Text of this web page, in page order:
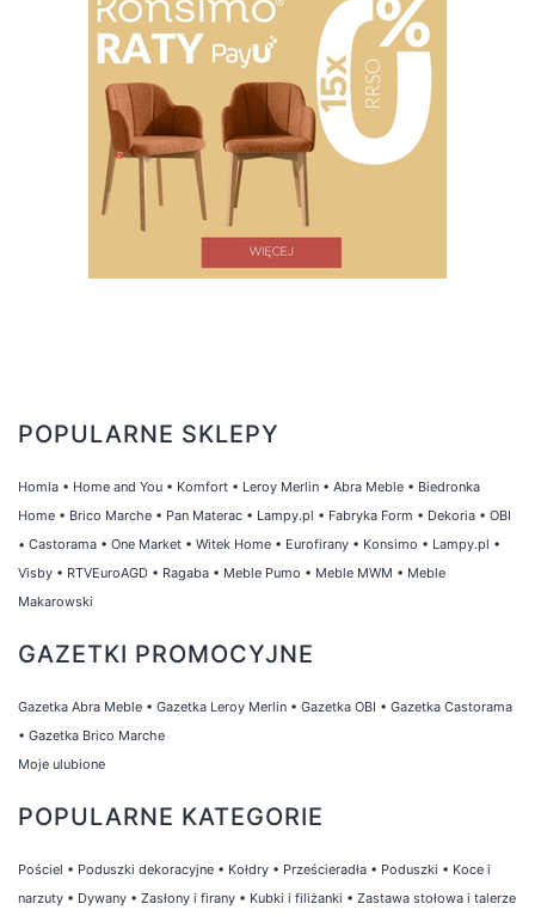
POPULARNE SKLEPY
Homla • Home and You • Komfort • Leroy Merlin • Abra Meble • Biedronka
Home • Brico Marche • Pan Materac • Lampy.pl • Fabryka Form • Dekoria • OBI
• Castorama • One Market • Witek Home • Eurofirany • Konsimo • Lampy.pl •
Visby • RTVEuroAGD • Ragaba • Meble Pumo • Meble MWM • Meble
Makarowski
GAZETKI PROMOCYJNE
Gazetka Abra Meble • Gazetka Leroy Merlin • Gazetka OBI • Gazetka Castorama
• Gazetka Brico Marche
Moje ulubione
POPULARNE KATEGORIE
Pościel • Poduszki dekoracyjne • Kołdry • Prześcieradła • Poduszki • Koce i
narzuty • Dywany • Zasłony i firany • Kubki i filiżanki • Zastawa stołowa i talerze